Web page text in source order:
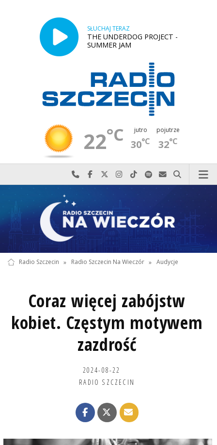
SŁUCHAJ TERAZ
THE UNDERDOG PROJECT -
SUMMER JAM
22°C jutro
30°C
pojutrze
32°C
Najlepiej po prostu do nas zadzwoń
Odwiedź nas na Facebook-u
Odwiedź nas na X
Odwiedź nas na Instagram-ie
Odwiedź nas na TikTok-u
Szukaj nas na Spotify
Wyślij do nas
Szukaj
Radio Szczecin » Radio Szczecin Na Wieczór » Audycje
Coraz więcej zabójstw
kobiet. Częstym motywem
zazdrość
2024-08-22
RADIO SZCZECIN